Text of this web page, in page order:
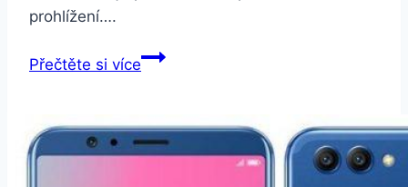
prohlížení….
Přečtěte si víceHonor
černý
(51095DKE)